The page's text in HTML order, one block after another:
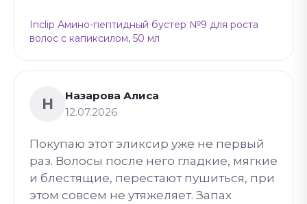
Inclip Амино-пептидный бустер №9 для роста
волос с капиксилом, 50 мл
Н
Назарова Алиса
12.07.2026
Покупаю этот эликсир уже не первый
раз. Волосы после него гладкие, мягкие
и блестящие, перестают пушиться, при
этом совсем не утяжеляет. Запах